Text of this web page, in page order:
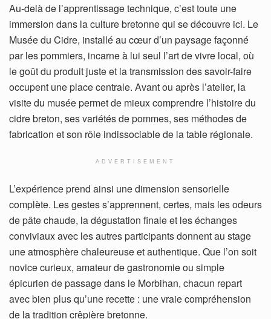
Au-delà de l’apprentissage technique, c’est toute une
immersion dans la culture bretonne qui se découvre ici. Le
Musée du Cidre, installé au cœur d’un paysage façonné
par les pommiers, incarne à lui seul l’art de vivre local, où
le goût du produit juste et la transmission des savoir-faire
occupent une place centrale. Avant ou après l’atelier, la
visite du musée permet de mieux comprendre l’histoire du
cidre breton, ses variétés de pommes, ses méthodes de
fabrication et son rôle indissociable de la table régionale.
ADVERTISEMENT
L’expérience prend ainsi une dimension sensorielle
complète. Les gestes s’apprennent, certes, mais les odeurs
de pâte chaude, la dégustation finale et les échanges
conviviaux avec les autres participants donnent au stage
une atmosphère chaleureuse et authentique. Que l’on soit
novice curieux, amateur de gastronomie ou simple
épicurien de passage dans le Morbihan, chacun repart
avec bien plus qu’une recette : une vraie compréhension
de la tradition crêpière bretonne.